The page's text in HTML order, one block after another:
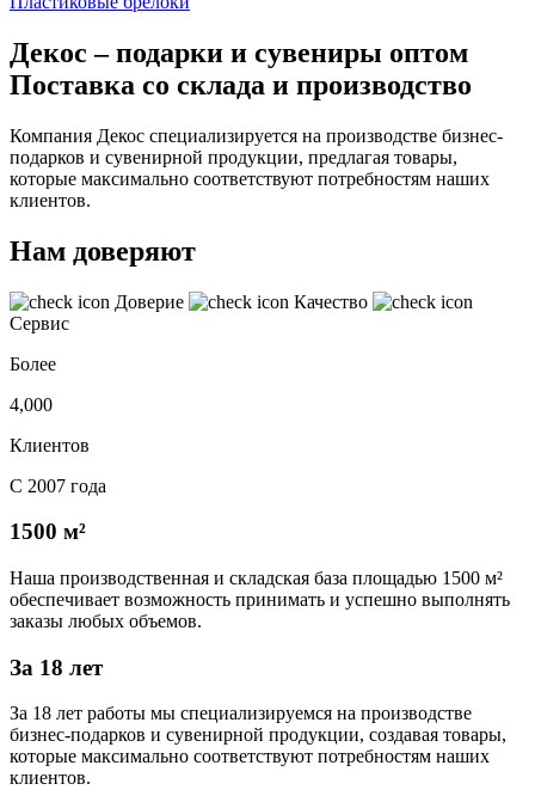
Декос – подарки и сувениры оптом
Поставка со склада и производство
Компания Декос специализируется на производстве бизнес-
подарков и сувенирной продукции, предлагая товары,
которые максимально соответствуют потребностям наших
клиентов.
Нам доверяют
Доверие
Качество
Сервис
Более
4,000
Клиентов
С 2007 года
1500 м²
Наша производственная и складская база площадью 1500 м²
обеспечивает возможность принимать и успешно выполнять
заказы любых объемов.
За 18 лет
За 18 лет работы мы специализируемся на производстве
бизнес-подарков и сувенирной продукции, создавая товары,
которые максимально соответствуют потребностям наших
клиентов.